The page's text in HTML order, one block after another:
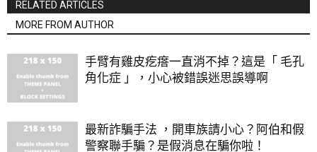
RELATED ARTICLES
MORE FROM AUTHOR
手臂有雞皮疙瘩一直消不掉？這是「 毛孔
角化症 」，小心被錯誤迷思誤導啊
最新詐騙手法 ，開車族請小心？阿伯和假
警察聯手騙？是假消息在騙你啦！